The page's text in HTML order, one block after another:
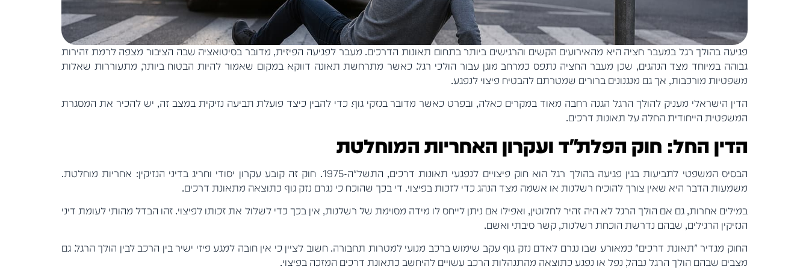
פגיעה בהולך רגל במעבר חציה היא מהאירועים הקשים והרגישים ביותר בתחום תאונות הדרכים. מעבר לפגיעה הפיזית, מדובר בסיטואציה שבה הציבור מצפה לרמת זהירות
גבוהה במיוחד מצד הנהגים, שכן מעבר החציה נתפס כמרחב מוגן עבור הולכי רגל. כאשר מתרחשת תאונה דווקא במקום שאמור להיות הבטוח ביותר, מתעוררות שאלות
משפטיות מורכבות, אך גם מנגנונים ברורים שמטרתם להבטיח פיצוי לנפגע.
הדין הישראלי מעניק להולך הרגל הגנה רחבה מאוד במקרים כאלה, ובפרט כאשר מדובר בנזקי גוף. כדי להבין כיצד פועלת תביעה נזיקית במצב זה, יש להכיר את המסגרת
המשפטית הייחודית החלה על תאונות דרכים.
הדין החל: חוק הפלת"ד ועקרון האחריות המוחלטת
הבסיס המשפטי לתביעות בגין פגיעה בהולך רגל הוא חוק פיצויים לנפגעי תאונות דרכים, התשל"ה-1975. חוק זה קובע עקרון יסודי וחריג בדיני הנזיקין: אחריות מוחלטת.
משמעות הדבר היא שאין צורך להוכיח רשלנות או אשמה מצד הנהג כדי לזכות בפיצוי. די בכך שהוכח כי נגרם נזק גוף כתוצאה מתאונת דרכים.
במילים אחרות, גם אם הולך הרגל לא היה זהיר לחלוטין, ואפילו אם ניתן לייחס לו מידה מסוימת של רשלנות, אין בכך כדי לשלול את זכותו לפיצוי. זהו הבדל מהותי לעומת דיני
הנזיקין הרגילים, שבהם נדרשת הוכחת רשלנות, קשר סיבתי ואשם.
החוק מגדיר "תאונת דרכים" כמאורע שבו נגרם לאדם נזק גוף עקב שימוש ברכב מנועי למטרות תחבורה. חשוב לציין כי אין חובה למגע פיזי ישיר בין הרכב לבין הולך הרגל. גם
מצבים שבהם הולך הרגל נבהל, נפל או נפגע כתוצאה מהתנהלות הרכב עשויים להיחשב כתאונת דרכים המזכה בפיצוי.